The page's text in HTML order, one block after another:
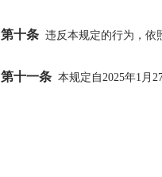
第十条 违反本规定的行为，依
第十一条 本规定自2025年1月